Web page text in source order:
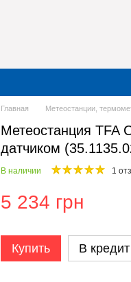
Главная Метеостанции,
Метеостанция TFA
датчиком
В наличии 1
5 234 грн
Купить В кредит